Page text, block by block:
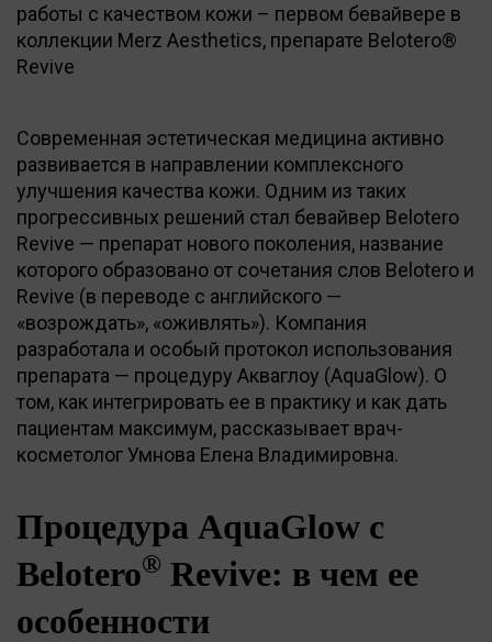
работы с качеством кожи – первом бевайвере в
коллекции Merz Aesthetics, препарате Belotero®
Revive
Современная эстетическая медицина активно
развивается в направлении комплексного
улучшения качества кожи. Одним из таких
прогрессивных решений стал бевайвер Belotero
Revive — препарат нового поколения, название
которого образовано от сочетания слов Belotero и
Revive (в переводе с английского —
«возрождать», «оживлять»). Компания
разработала и особый протокол использования
препарата — процедуру Акваглоу (AquaGlow). О
том, как интегрировать ее в практику и как дать
пациентам максимум, рассказывает врач-
косметолог Умнова Елена Владимировна.
Процедура AquaGlow с
Belotero® Revive: в чем ее
особенности